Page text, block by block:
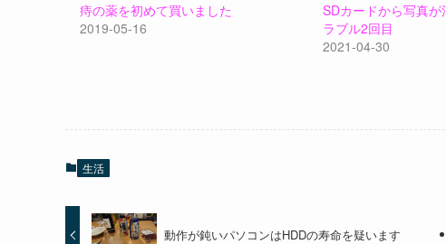
痔の薬を初めて買いました
2019-05-16
SDカードから写真が
ラブル2回目
2021-04-30
生活
動作が鈍いパソコンはHDDの寿命を疑います